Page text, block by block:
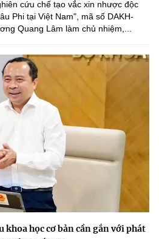
cứu chế tạo vắc xin nhược độc
Phi tại Việt Nam", mã số DAKH-
Quang Lâm làm chủ nhiệm,...
học cơ bản cần gắn với phát